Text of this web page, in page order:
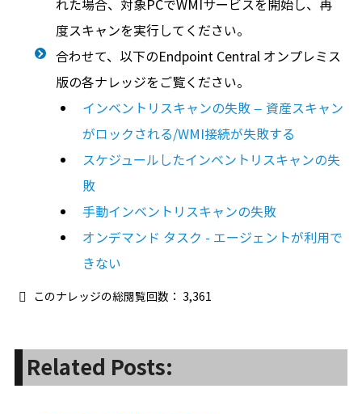
れた場合、対象PCでWMIサービスを開始し、再
度スキャンを実行してください。
合わせて、以下のEndpoint Central オンプレミス
版の各ナレッジをご覧ください。
インベントリスキャンの失敗 – 資産スキャン
がロックされる/WMI接続が失敗する
スケジュールしたインベントリスキャンの失
敗
手動インベントリスキャンの失敗
オンデマンド タスク - エージェントが利用で
きない
このナレッジの総閲覧回数： 3,361
Related Posts: